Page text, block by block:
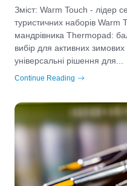
Зміст: Warm Touch - лідер
туристичних наборів Warm
мандрівника Thermopad:
вибір для активних
універсальні рішення для...
Continue Reading